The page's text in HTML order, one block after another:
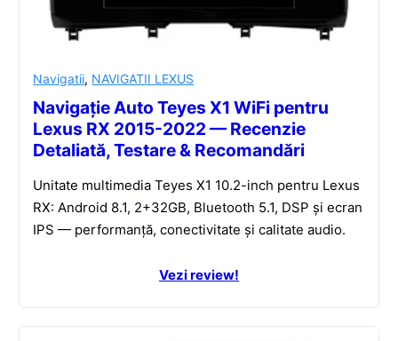
Navigatii, NAVIGATII LEXUS
Navigație Auto Teyes X1 WiFi pentru
Lexus RX 2015-2022 — Recenzie
Detaliată, Testare & Recomandări
Unitate multimedia Teyes X1 10.2-inch pentru Lexus
RX: Android 8.1, 2+32GB, Bluetooth 5.1, DSP și ecran
IPS — performanță, conectivitate și calitate audio.
Vezi review!